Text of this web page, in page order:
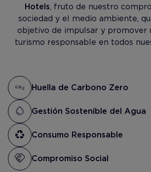
Hotels , fruto de nuestro
sociedad y el medio ambiente,
objetivo de impulsar y promover
turismo responsable en todos
Huella de Carbono Zero
Gestión Sostenible del Agua
Consumo Responsable
Compromiso Social